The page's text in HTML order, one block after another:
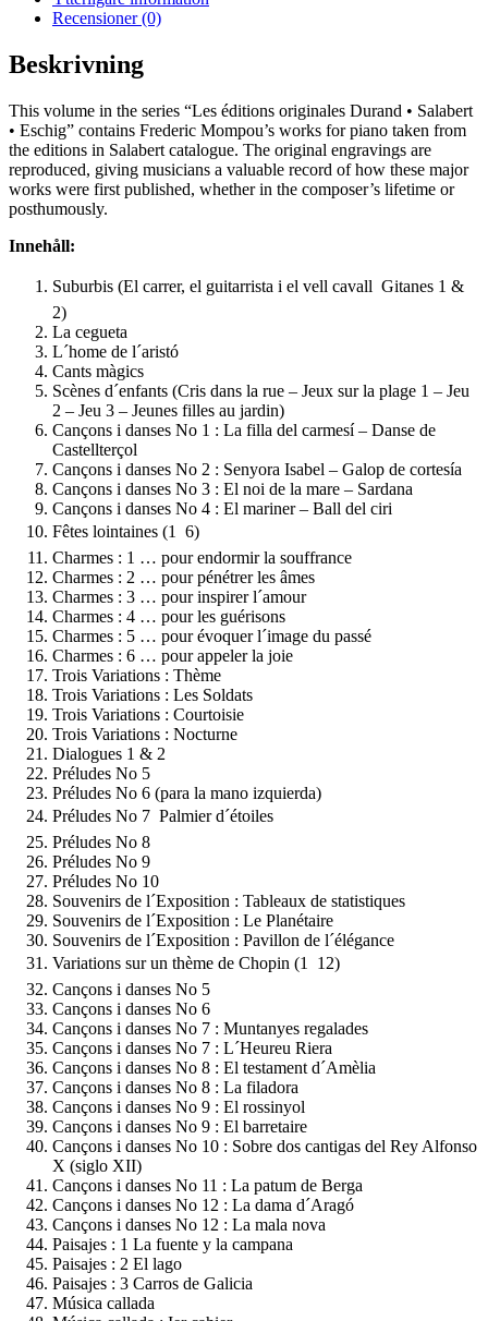
Recensioner (0)
Beskrivning
This volume in the series “Les éditions originales Durand • Salabert
• Eschig” contains Frederic Mompou’s works for piano taken from
the editions in Salabert catalogue. The original engravings are
reproduced, giving musicians a valuable record of how these major
works were first published, whether in the composer’s lifetime or
posthumously.
Innehåll:
Suburbis (El carrer, el guitarrista i el vell cavall  Gitanes 1 &
2)
La cegueta
L´home de l´aristó
Cants màgics
Scènes d´enfants (Cris dans la rue – Jeux sur la plage 1 – Jeu
2 – Jeu 3 – Jeunes filles au jardin)
Cançons i danses No 1 : La filla del carmesí – Danse de
Castellterçol
Cançons i danses No 2 : Senyora Isabel – Galop de cortesía
Cançons i danses No 3 : El noi de la mare – Sardana
Cançons i danses No 4 : El mariner – Ball del ciri
Fêtes lointaines (1  6)
Charmes : 1 … pour endormir la souffrance
Charmes : 2 … pour pénétrer les âmes
Charmes : 3 … pour inspirer l´amour
Charmes : 4 … pour les guérisons
Charmes : 5 … pour évoquer l´image du passé
Charmes : 6 … pour appeler la joie
Trois Variations : Thème
Trois Variations : Les Soldats
Trois Variations : Courtoisie
Trois Variations : Nocturne
Dialogues 1 & 2
Préludes No 5
Préludes No 6 (para la mano izquierda)
Préludes No 7  Palmier d´étoiles
Préludes No 8
Préludes No 9
Préludes No 10
Souvenirs de l´Exposition : Tableaux de statistiques
Souvenirs de l´Exposition : Le Planétaire
Souvenirs de l´Exposition : Pavillon de l´élégance
Variations sur un thème de Chopin (1  12)
Cançons i danses No 5
Cançons i danses No 6
Cançons i danses No 7 : Muntanyes regalades
Cançons i danses No 7 : L´Heureu Riera
Cançons i danses No 8 : El testament d´Amèlia
Cançons i danses No 8 : La filadora
Cançons i danses No 9 : El rossinyol
Cançons i danses No 9 : El barretaire
Cançons i danses No 10 : Sobre dos cantigas del Rey Alfonso
X (siglo XII)
Cançons i danses No 11 : La patum de Berga
Cançons i danses No 12 : La dama d´Aragó
Cançons i danses No 12 : La mala nova
Paisajes : 1 La fuente y la campana
Paisajes : 2 El lago
Paisajes : 3 Carros de Galicia
Música callada